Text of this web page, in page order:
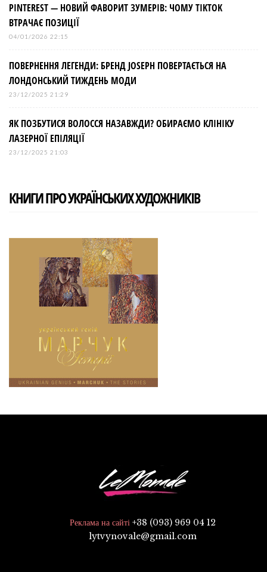
PINTEREST — НОВИЙ ФАВОРИТ ЗУМЕРІВ: ЧОМУ TIKTOK
ВТРАЧАЄ ПОЗИЦІЇ
04/01/2026 22:15
ПОВЕРНЕННЯ ЛЕГЕНДИ: БРЕНД JOSEPH ПОВЕРТАЄТЬСЯ НА
ЛОНДОНСЬКИЙ ТИЖДЕНЬ МОДИ
23/12/2025 21:29
ЯК ПОЗБУТИСЯ ВОЛОССЯ НАЗАВЖДИ? ОБИРАЄМО КЛІНІКУ
ЛАЗЕРНОЇ ЕПІЛЯЦІЇ
23/12/2025 21:03
КНИГИ ПРО УКРАЇНСЬКИХ ХУДОЖНИКІВ
Реклама на сайті +38 (093) 969 04 12
lytvynovale@gmail.com